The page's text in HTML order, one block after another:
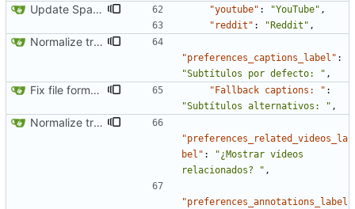
Update Spanish translation "youtube" : "YouTube" ,
"reddit" : "Reddit" ,
Normalize translation key for user prefrerences
"preferences_captions_label" :
"Subtítulos por defecto: " ,
Fix file formatting for locales "Fallback captions: " :
"Subtítulos alternativos: " ,
Normalize translation key for user prefrerences
"preferences_related_videos_la
bel" :
"¿Mostrar vídeos
relacionados? " ,
"preferences_annotations_label